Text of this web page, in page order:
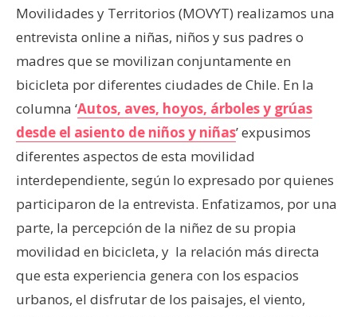
Movilidades y Territorios (MOVYT) realizamos una
entrevista online a niñas, niños y sus padres o
madres que se movilizan conjuntamente en
bicicleta por diferentes ciudades de Chile. En la
columna ‘Autos, aves, hoyos, árboles y grúas
desde el asiento de niños y niñas’ expusimos
diferentes aspectos de esta movilidad
interdependiente, según lo expresado por quienes
participaron de la entrevista. Enfatizamos, por una
parte, la percepción de la niñez de su propia
movilidad en bicicleta, y la relación más directa
que esta experiencia genera con los espacios
urbanos, el disfrutar de los paisajes, el viento,